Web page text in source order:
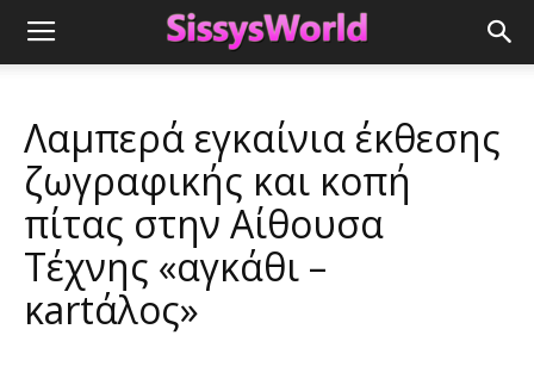
Λαμπερά εγκαίνια έκθεσης
ζωγραφικής και κοπή
πίτας στην Αίθουσα
Τέχνης «αγκάθι –
κartάλος»